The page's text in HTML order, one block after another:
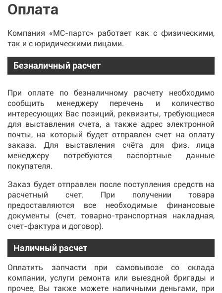
Оплата
Компания «МС-партс» работает как с физическими,
так и с юридическими лицами.
Безналичный расчет
При оплате по безналичному расчету необходимо
сообщить менеджеру перечень и количество
интересующих Вас позиций, реквизиты, требующиеся
для выставления счета, а также адрес электронной
почты, на который будет отправлен счет на оплату
заказа. Для выставления счёта для физ. лица
менеджеру потребуются паспортные данные
покупателя.
Заказ будет отправлен после поступления средств на
расчетный счет. При получении товара
предоставляются все необходимые финансовые
документы (счет, товарно-транспортная накладная,
счет-фактура и договор).
Наличный расчет
Оплатить запчасти при самовывозе со склада
компании, услуги ремонта или выездной бригады и
прочее, Вы также можете наличными деньгами, при